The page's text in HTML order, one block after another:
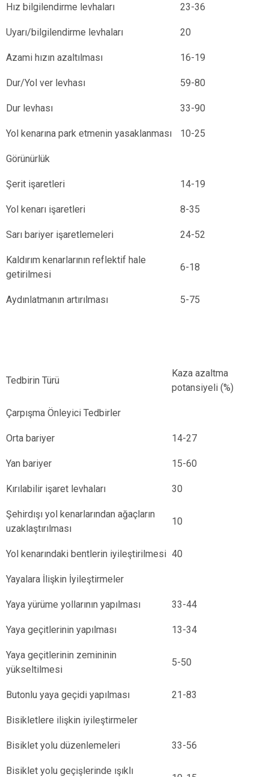
Hız bilgilendirme levhaları 23-36
Uyarı/bilgilendirme levhaları 20
Azami hızın azaltılması 16-19
Dur/Yol ver levhası 59-80
Dur levhası 33-90
Yol kenarına park etmenin yasaklanması 10-25
Görünürlük
Şerit işaretleri 14-19
Yol kenarı işaretleri 8-35
Sarı bariyer işaretlemeleri 24-52
Kaldırım kenarlarının reflektif hale
getirilmesi
6-18
Aydınlatmanın artırılması 5-75
Tedbirin Türü
Kaza azaltma
potansiyeli (%)
Çarpışma Önleyici Tedbirler
Orta bariyer 14-27
Yan bariyer 15-60
Kırılabilir işaret levhaları 30
Şehirdışı yol kenarlarından ağaçların
uzaklaştırılması
10
Yol kenarındaki bentlerin iyileştirilmesi 40
Yayalara İlişkin İyileştirmeler
Yaya yürüme yollarının yapılması 33-44
Yaya geçitlerinin yapılması 13-34
Yaya geçitlerinin zemininin
yükseltilmesi
5-50
Butonlu yaya geçidi yapılması 21-83
Bisikletlere ilişkin iyileştirmeler
Bisiklet yolu düzenlemeleri 33-56
Bisiklet yolu geçişlerinde ışıklı